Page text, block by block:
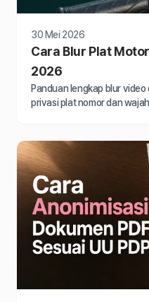
30 Mei 2026
Cara Blur Plat
2026
Panduan lengkap blur
privasi plat nomor dan